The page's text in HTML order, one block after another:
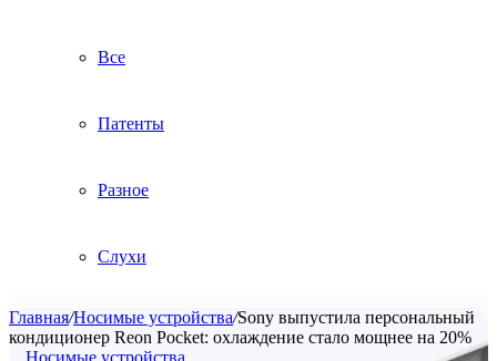
Все
Патенты
Разное
Слухи
Главная/Носимые устройства/Sony выпустила персональный
кондиционер Reon Pocket: охлаждение стало мощнее на 20%
Носимые устройства